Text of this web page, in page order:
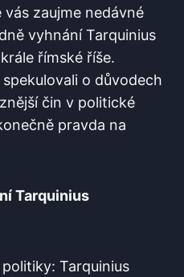
zaujme nedávné
vyhnání Tarquinius
římské říše.
o důvodech
čin v politické
pravda na
Tarquinius
Tarquinius